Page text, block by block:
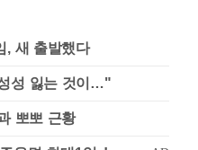
, 새 출발했다
성 잃는 것이…"
뽀뽀 근황